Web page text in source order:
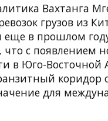
Вахтанга
грузов из
еще в прошлом
что с появлением
в Юго-Восточной
коридор
для